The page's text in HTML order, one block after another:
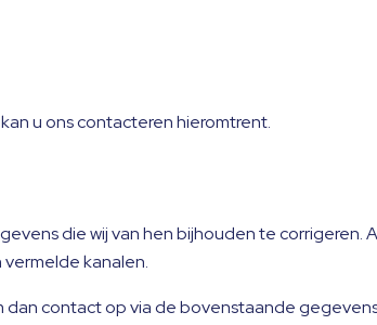
u ons contacteren hieromtrent.
die wij van hen bijhouden te corrigeren.
kanalen.
dan contact op via de bovenstaande